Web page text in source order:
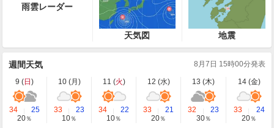
雨雲レーダー
天気図 地震
週間天気 8月7日 15時00分発表
9 (日 ) 10 (月 ) 11 (火) 12 (水) 13 (木) 14 (金)
34
25
20％
33
23
10％
34
22
10％
33
21
20％
32
23
30％
33
24
20％